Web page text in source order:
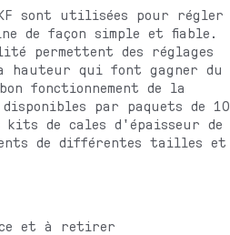
sont utilisées pour régler
de façon simple et fiable.
permettent des réglages
hauteur qui font gagner du
fonctionnement de la
par paquets de 10
de cales d'épaisseur de
de différentes tailles et
et à retirer